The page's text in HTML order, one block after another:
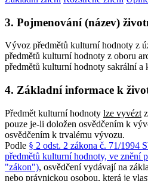
3. Pojmenování (název)
Vývoz předmětů kulturní hodnoty z
předmětů kulturní hodnoty z oboru
předmětů kulturní hodnoty sakrální a
4. Základní informace k
Předmět kulturní hodnoty lze vyvézt
pouze je-li doložen osvědčením k
osvědčením k trvalému vývozu.
Podle § 2 odst. 2 zákona č. 71/1994
předmětů kulturní hodnoty, ve znění
"zákon"), osvědčení vydávají na
nebo právnickou osobou, která je